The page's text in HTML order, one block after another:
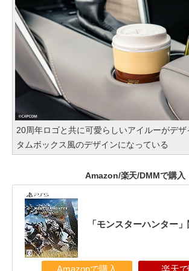
20周年ロゴと共に可愛らしいアイルーがデザ
タムボックス風のデザインになっている
Amazon/楽天/DMMで購入
「モンスターハンター